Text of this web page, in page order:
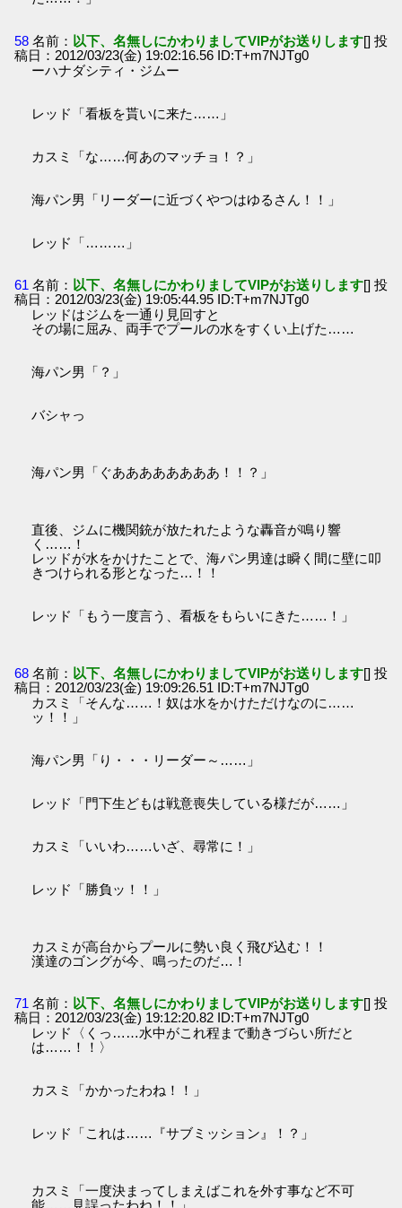
58 名前： 以下、名無しにかわりましてVIPがお送りします[] 投
稿日：2012/03/23(金) 19:02:16.56 ID:T+m7NJTg0
ーハナダシティ・ジムー
レッド「看板を貰いに来た……」
カスミ「な……何あのマッチョ！？」
海パン男「リーダーに近づくやつはゆるさん！！」
レッド「………」
61 名前： 以下、名無しにかわりましてVIPがお送りします[] 投
稿日：2012/03/23(金) 19:05:44.95 ID:T+m7NJTg0
レッドはジムを一通り見回すと
その場に屈み、両手でプールの水をすくい上げた……
海パン男「？」
バシャっ
海パン男「ぐああああああああ！！？」
直後、ジムに機関銃が放たれたような轟音が鳴り響
く……！
レッドが水をかけたことで、海パン男達は瞬く間に壁に叩
きつけられる形となった…！！
レッド「もう一度言う、看板をもらいにきた……！」
68 名前： 以下、名無しにかわりましてVIPがお送りします[] 投
稿日：2012/03/23(金) 19:09:26.51 ID:T+m7NJTg0
カスミ「そんな……！奴は水をかけただけなのに……
ッ！！」
海パン男「り・・・リーダー～……」
レッド「門下生どもは戦意喪失している様だが……」
カスミ「いいわ……いざ、尋常に！」
レッド「勝負ッ！！」
カスミが高台からプールに勢い良く飛び込む！！
漢達のゴングが今、鳴ったのだ…！
71 名前： 以下、名無しにかわりましてVIPがお送りします[] 投
稿日：2012/03/23(金) 19:12:20.82 ID:T+m7NJTg0
レッド〈くっ……水中がこれ程まで動きづらい所だと
は……！！〉
カスミ「かかったわね！！」
レッド「これは……『サブミッション』！？」
カスミ「一度決まってしまえばこれを外す事など不可
能……見誤ったわね！！」